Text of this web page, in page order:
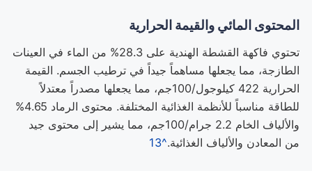
المحتوى المائي والقيمة الحرارية
تحتوي فاكهة القشطة الهندية على 28.3% من الماء في العينات
الطازجة، مما يجعلها مساهماً جيداً في ترطيب الجسم. القيمة
الحرارية 422 كيلوجول/100جم، مما يجعلها مصدراً معتدلاً
للطاقة مناسباً للأنظمة الغذائية المختلفة. محتوى الرماد 4.65%
والألياف الخام 2.2 جرام/100جم، مما يشير إلى محتوى جيد
من المعادن والألياف الغذائية.^13